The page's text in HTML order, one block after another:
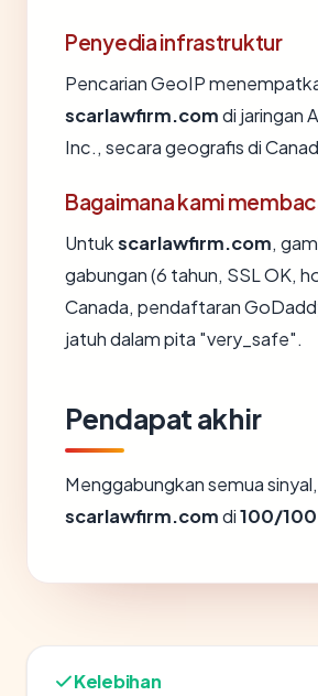
Penyedia infrastruktur
Pencarian GeoIP
scarlawfirm.comdi jaringan
Inc., secara geografis di
Bagaimana kami
Untukscarlawfirm.com,
gabungan (6 tahun, SSL OK,
Canada, pendaftaran
jatuh dalam pita "very_safe".
Pendapat akhir
Menggabungkan semua
scarlawfirm.comdi100/100
Kelebihan